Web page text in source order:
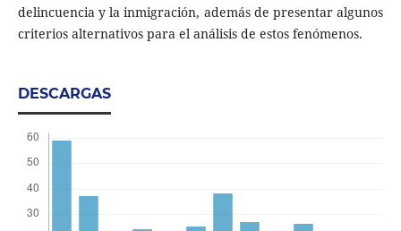
delincuencia y la inmigración, además de presentar algunos
criterios alternativos para el análisis de estos fenómenos.
DESCARGAS